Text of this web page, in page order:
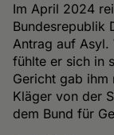
Im April 2024
Bundesrepublik
Antrag auf Asyl.
fühlte er sich in
Gericht gab ihm
Kläger von der
dem Bund für